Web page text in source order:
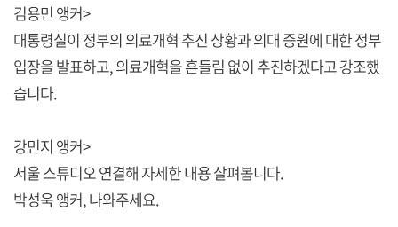
김용민 앵커>
대통령실이 정부의 의료개혁 추진 상황과 의대 증원에 대한 정부
입장을 발표하고, 의료개혁을 흔들림 없이 추진하겠다고 강조했
습니다.
강민지 앵커>
서울 스튜디오 연결해 자세한 내용 살펴봅니다.
박성욱 앵커, 나와주세요.